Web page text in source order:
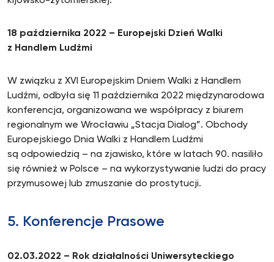
18 października 2022 – Europejski Dzień Walki
z Handlem Ludźmi
W związku z XVI Europejskim Dniem Walki z Handlem
Ludźmi, odbyła się 11 października 2022 międzynarodowa
konferencja, organizowana we współpracy z biurem
regionalnym we Wrocławiu „Stacja Dialog”. Obchody
Europejskiego Dnia Walki z Handlem Ludźmi
są odpowiedzią – na zjawisko, które w latach 90. nasiliło
się również w Polsce – na wykorzystywanie ludzi do pracy
przymusowej lub zmuszanie do prostytucji.
5. Konferencje Prasowe
02.03.2022 – Rok działalności Uniwersyteckiego